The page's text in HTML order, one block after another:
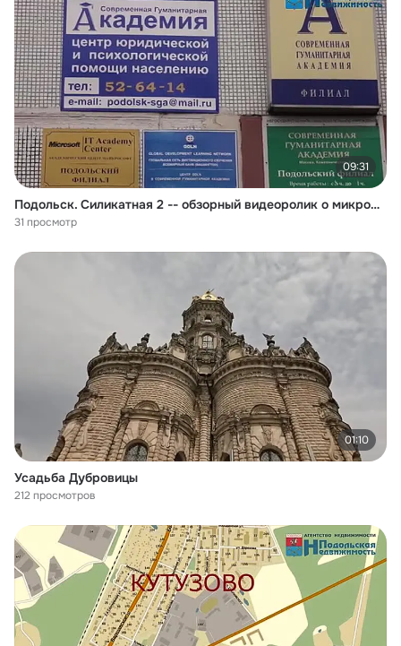
09:31
Подольск. Силикатная 2 -- обзорный видеоролик о микрорайоне города Подольска
31 просмотр
01:10
Усадьба Дубровицы
212 просмотров